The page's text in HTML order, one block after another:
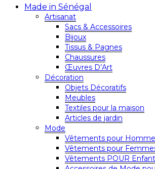
Made in Sénégal
Artisanat
Sacs & Accessoires
Bijoux
Tissus & Pagnes
Chaussures
Œuvres D’Art
Décoration
Objets Décoratifs
Meubles
Textiles pour la maison
Articles de jardin
Mode
Vêtements pour
Vêtements pour
Vêtements POUR